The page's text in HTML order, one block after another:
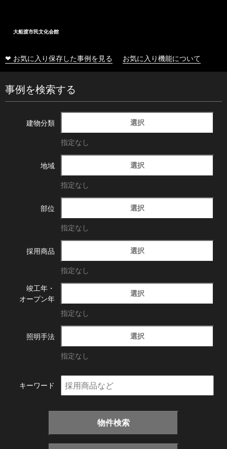
大船渡市民文化会館
❤ お気に入り保存した事例を見る お気に入り機能について
事例を検索する
建物分類 選択
指定なし
地域 選択
指定なし
部位 選択
指定なし
採用商品 選択
指定なし
竣工年・
オープン年
選択
指定なし
照明手法 選択
指定なし
キーワード
物件検索